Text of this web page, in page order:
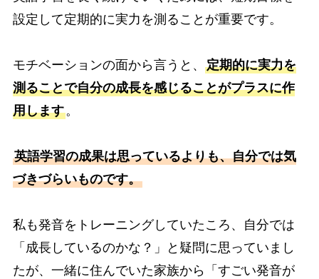
設定して定期的に実力を測ることが重要です。
モチベーションの面から言うと、 定期的に実力を
測ることで自分の成長を感じることがプラスに作
用します。
英語学習の成果は思っているよりも、自分では気
づきづらいものです。
私も発音をトレーニングしていたころ、自分では
「成長しているのかな？」と疑問に思っていまし
たが、一緒に住んでいた家族から「すごい発音が